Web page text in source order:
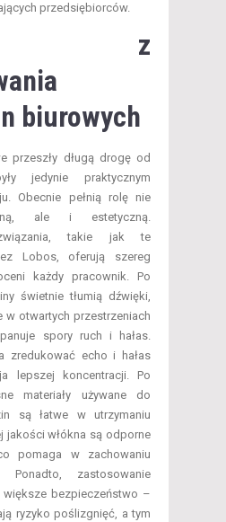
przedsiębiorców.
z
biurowych
przeszły długą drogę od
jedynie praktycznym
Obecnie pełnią rolę nie
ale i estetyczną.
takie jak te
Lobos, oferują szereg
każdy pracownik. Po
świetnie tłumią dźwięki,
w otwartych przestrzeniach
spory ruch i hałas.
zredukować echo i hałas
lepszej koncentracji. Po
materiały używane do
są łatwe w utrzymaniu
jakości włókna są odporne
pomaga w zachowaniu
Ponadto, zastosowanie
większe bezpieczeństwo –
ryzyko poślizgnięć, a tym